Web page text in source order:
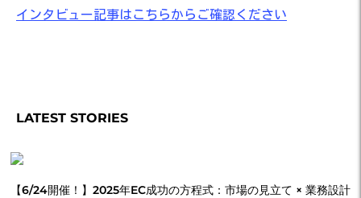
インタビュー記事はこちらからご確認ください
LATEST STORIES
【6/24開催！】2025年EC成功の方程式：市場の見立て × 業務設計